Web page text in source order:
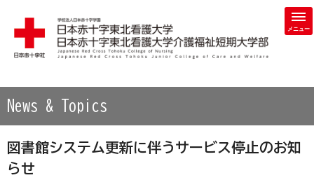
学校法人 日本赤十字学園 日本赤十字東北看護大学・日本赤
News & Topics
図書館システム更新に伴うサービス停止のお知
らせ